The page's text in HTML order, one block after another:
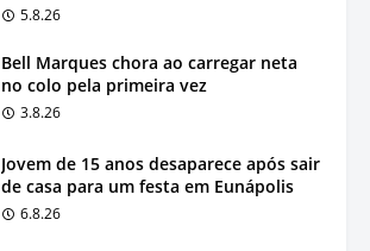
5.8.26
Bell Marques chora ao carregar neta
no colo pela primeira vez
3.8.26
Jovem de 15 anos desaparece após sair
de casa para um festa em Eunápolis
6.8.26